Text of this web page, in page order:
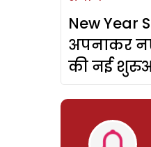
New Year
अपनाकर
की नई